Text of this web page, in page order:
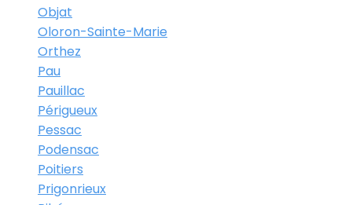
Objat
Oloron-Sainte-Marie
Orthez
Pau
Pauillac
Périgueux
Pessac
Podensac
Poitiers
Prigonrieux